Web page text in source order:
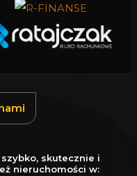
skutecznie i
nieruchomości w: